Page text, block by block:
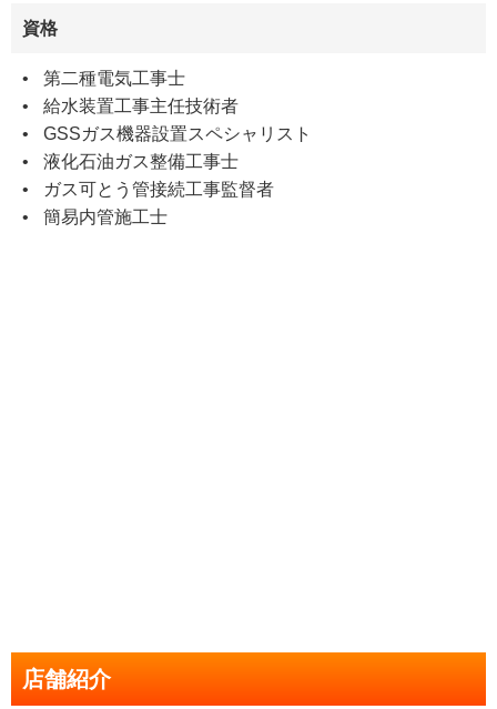
資格
第二種電気工事士
給水装置工事主任技術者
GSSガス機器設置スペシャリスト
液化石油ガス整備工事士
ガス可とう管接続工事監督者
簡易内管施工士
店舗紹介